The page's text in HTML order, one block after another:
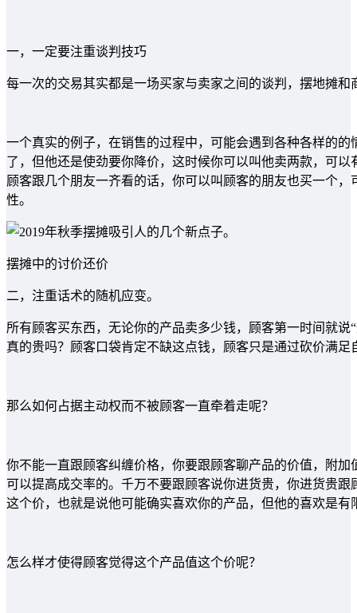
一，一定要注重谈判技巧
每一次的交易其实都是一场买家与卖家之间的谈判，摆地摊
一个真实的例子，在销售的过程中，可能会遇到各种各样的
了，但他还是使劲要你降价，这时候你可以叫他卖两款，可
顾客跟几个朋友一齐看的话，你可以叫顾客的朋友也买一个
性。
摆摊中的讨价还价
二，注重话术的随机应变。
所有顾客买东西，无论你的产品卖多少钱，顾客第一时间就
真的贵吗？顾客口袋肯定不缺这点钱，顾客只是通过砍价满足
那么如何占据主动权而不被顾客一直牵着走呢？
你不能一直跟顾客纠缠价格，你要跟顾客聊产品的价值，附
可以提高成交率的。千万不要跟顾客说你进货贵，你进货贵
这个价，也就是说他可能确实喜欢你的产品，但他的喜欢是
怎么样才使得顾客觉得这个产品值这个价呢？